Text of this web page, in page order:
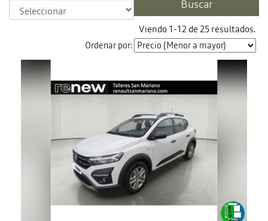
Viendo 1-12 de 25 resultados.
Ordenar por: